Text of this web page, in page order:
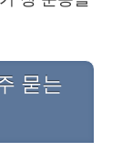
묻는